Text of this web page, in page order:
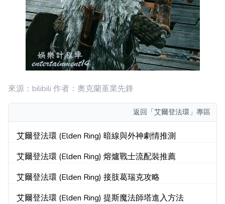
來源：bilibili 作者：奧克蘭堇業先鋒
返回 「艾爾登法環」專區
艾爾登法環 (Elden Ring) 暗線與外神劇情推測
艾爾登法環 (Elden Ring) 熔爐戰士流配裝推薦
艾爾登法環 (Elden Ring) 接肢葛瑞克攻略
艾爾登法環 (Elden Ring) 提斯魔法師塔進入方法